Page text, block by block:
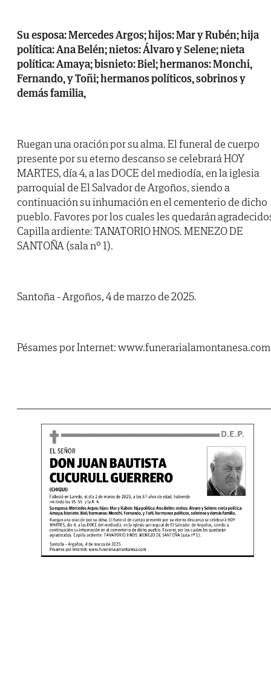
Su esposa: Mercedes Argos; hijos: Mar y Rubén; hija
política: Ana Belén; nietos: Álvaro y Selene; nieta
política: Amaya; bisnieto: Biel; hermanos: Monchi,
Fernando, y Toñi; hermanos políticos, sobrinos y
demás familia,
Ruegan una oración por su alma. El funeral de cuerpo
presente por su eterno descanso se celebrará HOY
MARTES, día 4, a las DOCE del mediodía, en la iglesia
parroquial de El Salvador de Argoños, siendo a
continuación su inhumación en el cementerio de dicho
pueblo. Favores por los cuales les quedarán
Capilla ardiente: TANATORIO HNOS. MENEZO DE
SANTOÑA (sala nº 1).
Santoña - Argoños, 4 de marzo de 2025.
Pésames por Internet: www.funerarialamontanesa.com